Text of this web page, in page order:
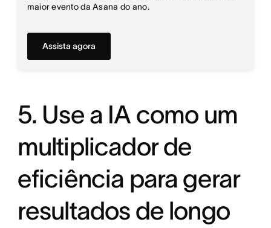
maior evento da Asana do ano.
Assista agora
5. Use a IA como um
multiplicador de
eficiência para gerar
resultados de longo